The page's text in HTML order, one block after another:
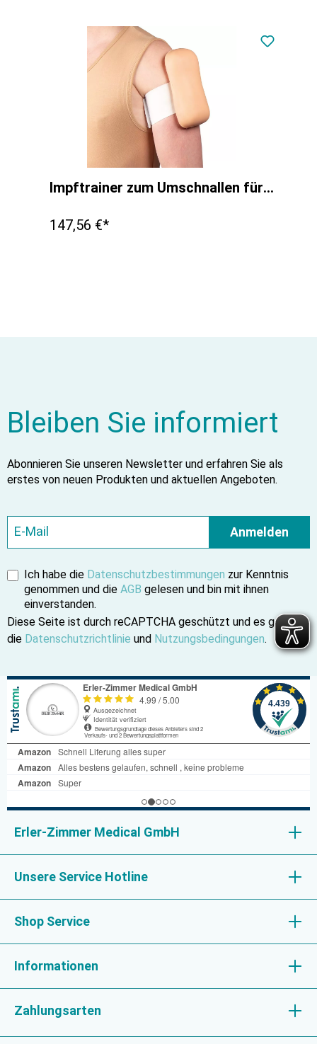
Impftrainer zum Umschnallen für IM und subkutane Injektion
147,56 €*
Bleiben Sie informiert
Abonnieren Sie unseren Newsletter und erfahren Sie als
erstes von neuen Produkten und aktuellen Angeboten.
Anmelden
Ich habe die Datenschutzbestimmungen zur Kenntnis
genommen und die AGB gelesen und bin mit ihnen
einverstanden.
Diese Seite ist durch reCAPTCHA geschützt und es gelten
die Datenschutzrichtlinie und Nutzungsbedingungen.
Erler-Zimmer Medical GmbH
Unsere Service Hotline
Shop Service
Informationen
Zahlungsarten